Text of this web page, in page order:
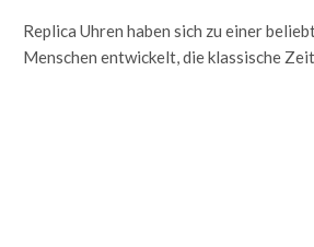
Replica Uhren haben sich zu einer
Menschen entwickelt, die klassische